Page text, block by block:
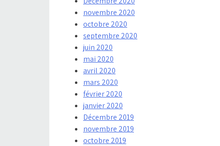
novembre 2020
octobre 2020
septembre 2020
juin 2020
mai 2020
avril 2020
mars 2020
février 2020
janvier 2020
Décembre 2019
novembre 2019
octobre 2019